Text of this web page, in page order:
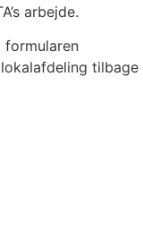
arbejde.
tilbage